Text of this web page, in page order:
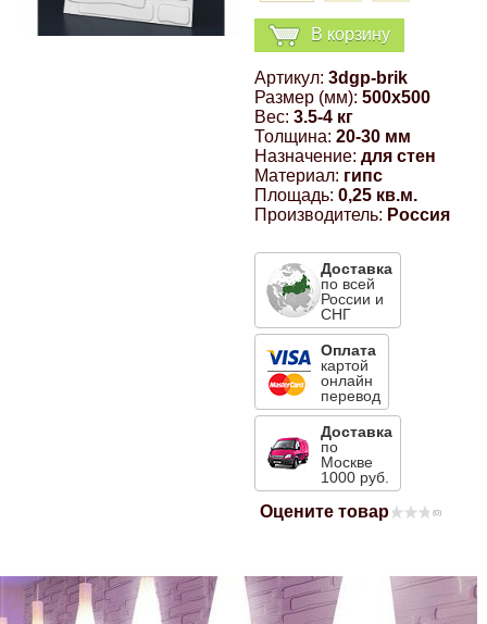
В корзину
Артикул: 3dgp-brik
Размер (мм): 500x500
Вес: 3.5-4 кг
Толщина: 20-30 мм
Назначение: для стен
Материал: гипс
Площадь: 0,25 кв.м.
Производитель: Россия
Доставка
по всей
России и
СНГ
Оплата
картой
онлайн
перевод
Доставка
по
Москве
1000 руб.
Оцените товар (0)
Компрессионные фитинги Poliext
Honda
Opel
Эмали универсальные акриловые
Магнитные панели на холодильник